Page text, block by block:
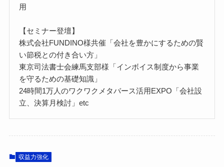
用
【セミナー登壇】
株式会社FUNDINO様共催「会社を豊かにするための賢
い節税との付き合い方」
東京司法書士会練馬支部様「インボイス制度から事業
を守るための基礎知識」
24時間1万人のワクワクメタバース活用EXPO「会社設
立、決算月検討」etc
収益力強化